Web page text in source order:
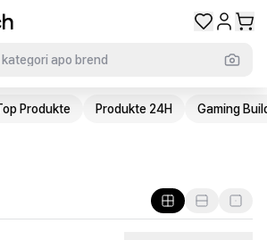
apo brend
Produkte Produkte 24H Gaming